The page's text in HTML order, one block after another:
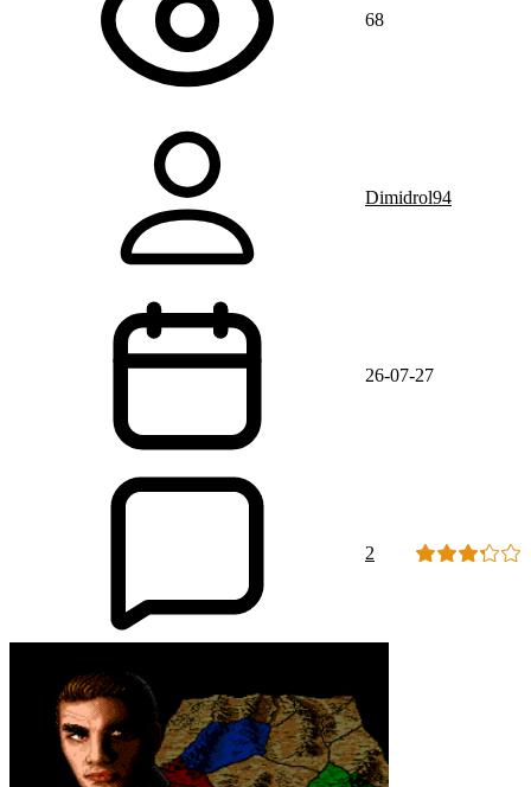
68
Dimidrol94
26-07-27
2